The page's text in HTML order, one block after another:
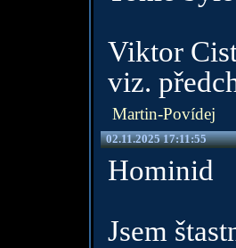
Viktor
viz.
Martin-Povídej
02.11.2025 17:11:55
Hominid
Jsem